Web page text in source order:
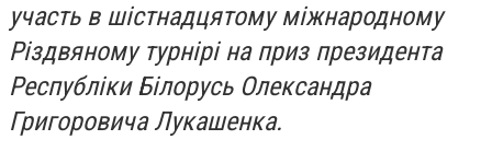
участь в шістнадцятому міжнародному
Різдвяному турнірі на приз президента
Республіки Білорусь Олександра
Григоровича Лукашенка.